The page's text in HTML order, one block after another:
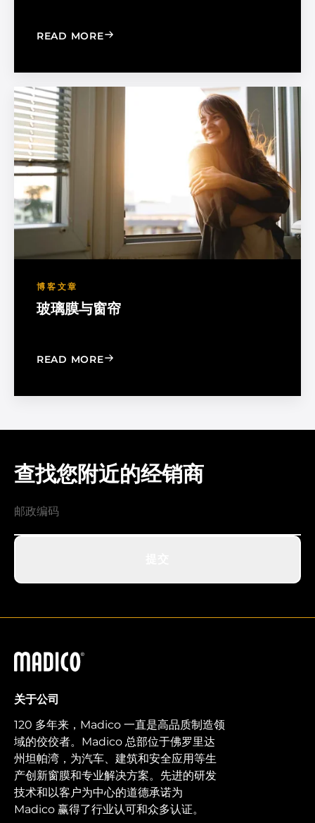
READ MORE: MADICO EXPANDS SALES
博客文章
玻璃膜与窗帘
READ MORE: WINDOW FILM VS. WINDOW
查找您附近的经销商
马迪科
关于公司
120 多年来，Madico 一直是高品质制造领
域的佼佼者。Madico 总部位于佛罗里达
州坦帕湾，为汽车、建筑和安全应用等生
产创新窗膜和专业解决方案。先进的研发
技术和以客户为中心的道德承诺为
Madico 赢得了行业认可和众多认证。